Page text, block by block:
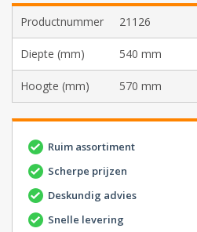
Productnummer 21126
Diepte (mm) 540 mm
Hoogte (mm) 570 mm
Ruim assortiment
Scherpe prijzen
Deskundig advies
Snelle levering